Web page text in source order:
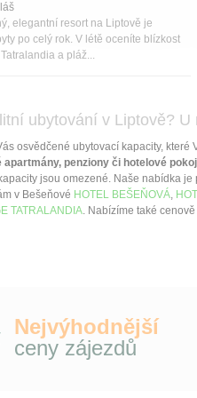
elegantní resort na Liptově je
po celý rok. V létě oceníte blízkost
a pláž...
ubytování v Liptově? U
osvědčené ubytovací kapacity,
apartmány, penziony či hotelové
jsou omezené. Naše nabídka
v Bešeňové HOTEL BEŠEŇOVÁ,
TATRALANDIA. Nabízíme také
Nejvýhodnější
ceny zájezdů